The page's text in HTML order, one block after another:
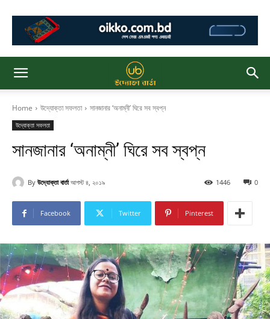
Home উদ্যোক্তা সফলতা সানজানার ‘অনাম্নী’ ঘিরে সব স্বপ্ন
উদ্যোক্তা সফলতা
সানজানার ‘অনাম্নী’ ঘিরে সব স্বপ্ন
By উদ্যোক্তা বার্তা আগস্ট ৪, ২০১৯ 0
1446
Facebook Twitter Pinterest